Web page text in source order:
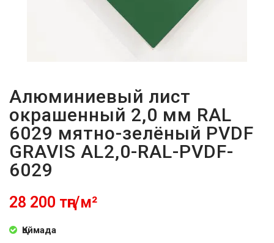
Алюминиевый лист
окрашенный 2,0 мм RAL
6029 мятно-зелёный PVDF
GRAVIS AL2,0-RAL-PVDF-
6029
28 200 тңг/м²
Қоймада